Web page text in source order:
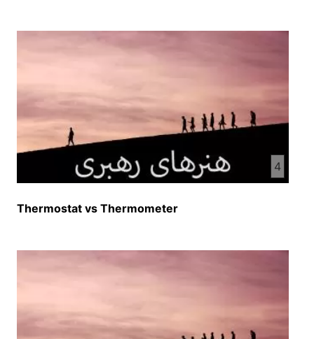
4
Thermostat vs Thermometer